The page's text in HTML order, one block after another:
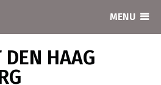
MENU
HAAG